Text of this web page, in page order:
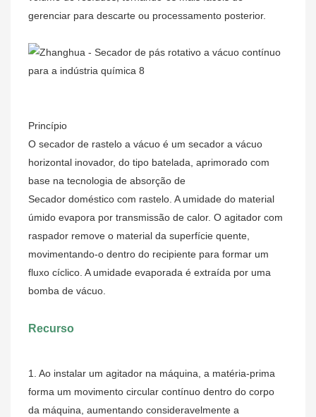
gerenciar para descarte ou processamento posterior.
Princípio
O secador de rastelo a vácuo é um secador a vácuo
horizontal inovador, do tipo batelada, aprimorado com
base na tecnologia de absorção de
Secador doméstico com rastelo. A umidade do material
úmido evapora por transmissão de calor. O agitador com
raspador remove o material da superfície quente,
movimentando-o dentro do recipiente para formar um
fluxo cíclico. A umidade evaporada é extraída por uma
bomba de vácuo.
Recurso
1. Ao instalar um agitador na máquina, a matéria-prima
forma um movimento circular contínuo dentro do corpo
da máquina, aumentando consideravelmente a